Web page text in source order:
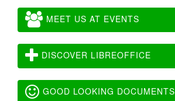
MEET US AT EVENTS
DISCOVER LIBREOFFICE
GOOD LOOKING DOCUMENTS